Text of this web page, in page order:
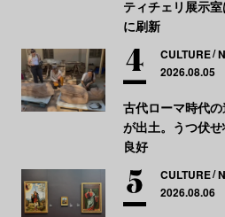
ティチェリ展示
に刷新
CULTURE
2026.08.05
古代ローマ時代の
が出土。うつ伏
良好
CULTURE
2026.08.06